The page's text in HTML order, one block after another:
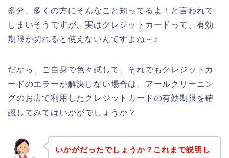
多分、多くの方にそんなこと知ってるよ！と言われて
しまいそうですが、実はクレジットカードって、有効
期限が切れると使えないんですよね～♪
だから、ご自身で色々試して、それでもクレジットカ
ードのエラーが解決しない場合は、アールクリーニン
グのお店で利用したクレジットカードの有効期限を確
認してみてはいかがでしょうか？
いかがだったでしょうか？これまで説明し